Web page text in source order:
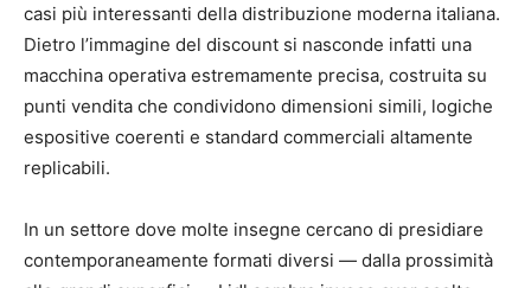
casi più interessanti della distribuzione moderna italiana.
Dietro l’immagine del discount si nasconde infatti una
macchina operativa estremamente precisa, costruita su
punti vendita che condividono dimensioni simili, logiche
espositive coerenti e standard commerciali altamente
replicabili.
In un settore dove molte insegne cercano di presidiare
contemporaneamente formati diversi — dalla prossimità